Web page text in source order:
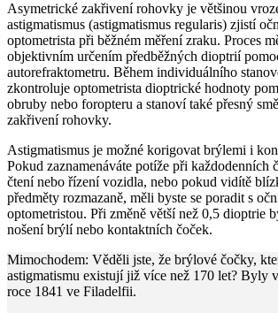
Asymetrické zakřivení rohovky je většinou
astigmatismus (astigmatismus regularis) zjistí
optometrista při běžném měření zraku. Proces
objektivním určením předběžných dioptrií
autorefraktometru. Během individuálního
zkontroluje optometrista dioptrické hodnoty
obruby nebo foropteru a stanoví také přesný
zakřivení rohovky.
Astigmatismus je možné korigovat brýlemi i
Pokud zaznamenáváte potíže při každodenních
čtení nebo řízení vozidla, nebo pokud vidítě
předměty rozmazaně, měli byste se poradit s
optometristou. Při změně větší než 0,5 dioptrie
nošení brýlí nebo kontaktních čoček.
Mimochodem: Věděli jste, že brýlové čočky,
astigmatismu existují již více než 170 let? Byly
roce 1841 ve Filadelfii.